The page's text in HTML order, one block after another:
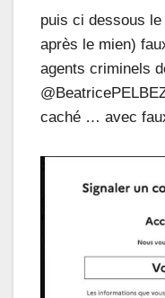
puis ci dessous
après le mien)
agents criminels
caché … avec